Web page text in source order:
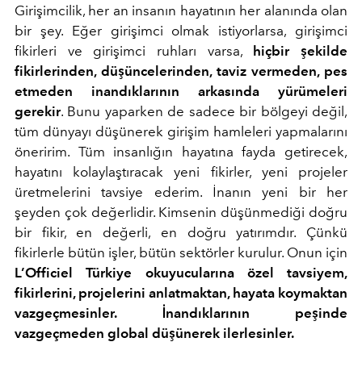
Girişimcilik, her an insanın hayatının her alanında olan
bir şey. Eğer girişimci olmak istiyorlarsa, girişimci
fikirleri ve girişimci ruhları varsa, hiçbir şekilde
fikirlerinden, düşüncelerinden, taviz vermeden, pes
etmeden inandıklarının arkasında yürümeleri
gerekir. Bunu yaparken de sadece bir bölgeyi değil,
tüm dünyayı düşünerek girişim hamleleri yapmalarını
öneririm. Tüm insanlığın hayatına fayda getirecek,
hayatını kolaylaştıracak yeni fikirler, yeni projeler
üretmelerini tavsiye ederim. İnanın yeni bir her
şeyden çok değerlidir. Kimsenin düşünmediği doğru
bir fikir, en değerli, en doğru yatırımdır. Çünkü
fikirlerle bütün işler, bütün sektörler kurulur. Onun için
L’Officiel Türkiye okuyucularına özel tavsiyem,
fikirlerini, projelerini anlatmaktan, hayata koymaktan
vazgeçmesinler. İnandıklarının peşinde
vazgeçmeden global düşünerek ilerlesinler.